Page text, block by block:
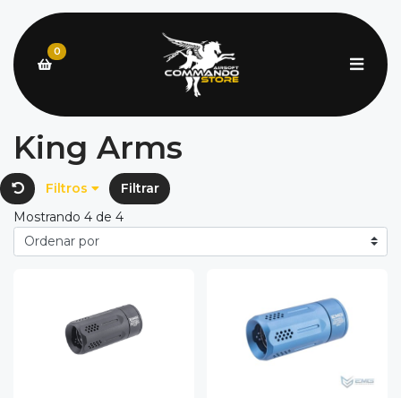
0
King Arms
Filtros
Filtrar
Mostrando 4 de 4